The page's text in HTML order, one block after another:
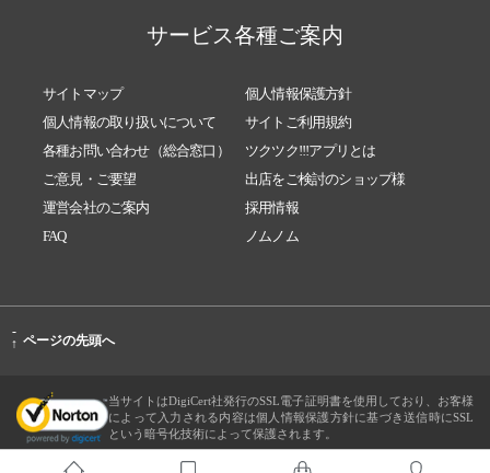
サービス各種ご案内
サイトマップ
個人情報保護方針
個人情報の取り扱いについて
サイトご利用規約
各種お問い合わせ（総合窓口）
ツクツク!!!アプリとは
ご意見・ご要望
出店をご検討のショップ様
運営会社のご案内
採用情報
FAQ
ノムノム
-
↑ ページの先頭へ
当サイトはDigiCert社発行のSSL電子証明書を使用しており、お客様
によって入力される内容は個人情報保護方針に基づき送信時にSSL
という暗号化技術によって保護されます。